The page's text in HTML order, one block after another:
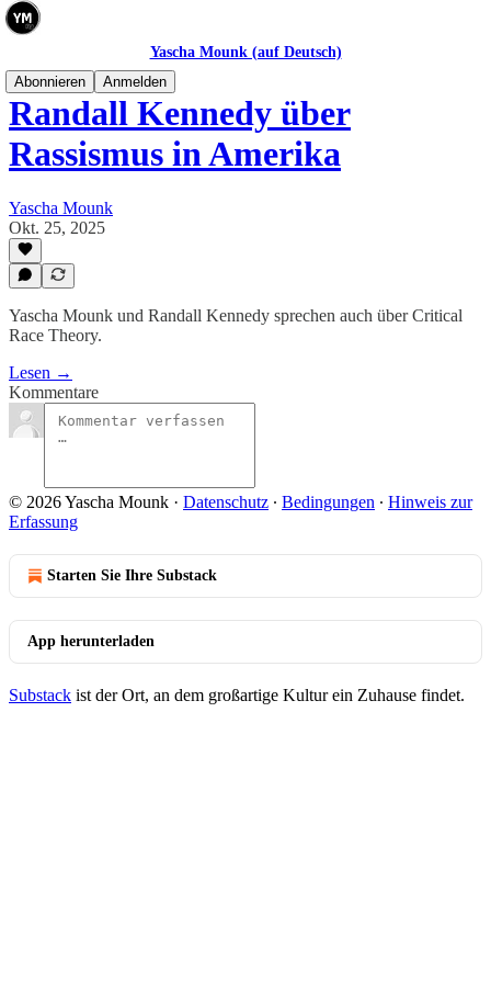
Yascha Mounk (auf Deutsch)
Abonnieren
Anmelden
Randall Kennedy über
Rassismus in Amerika
Yascha Mounk
Okt. 25, 2025
Yascha Mounk und Randall Kennedy sprechen auch über Critical
Race Theory.
Lesen →
Kommentare
© 2026 Yascha Mounk · Datenschutz ∙ Bedingungen ∙ Hinweis zur
Erfassung
Starten Sie Ihre Substack
App herunterladen
Substack ist der Ort, an dem großartige Kultur ein Zuhause findet.